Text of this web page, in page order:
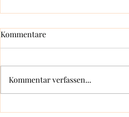
Unser neuer Zefram-
Kommentare
Kommentar verfassen...